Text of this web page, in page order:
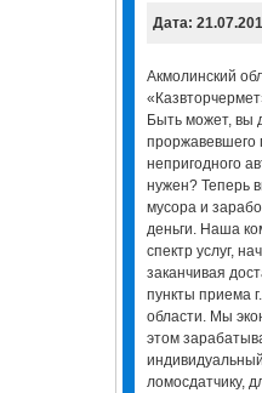
Дата:
Акмолинский
Быть может, вы
проржавевшего
непригодного
нужен? Теперь
мусора и
деньги. Наша
спектр услуг,
заканчивая
пункты приема
области. Мы
этом
ломосдатчику,